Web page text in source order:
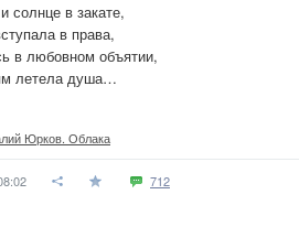
солнце в закате,
в права,
в любовном объятии,
летела душа…
Юрков. Облака
712